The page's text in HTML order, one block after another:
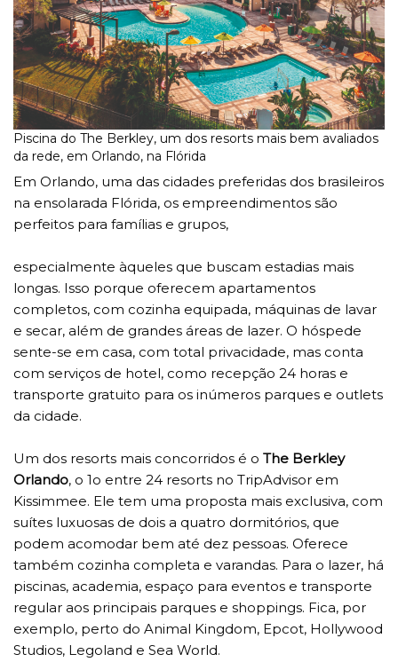
Piscina do The Berkley, um dos resorts mais bem avaliados
da rede, em Orlando, na Flórida
Em Orlando, uma das cidades preferidas dos brasileiros
na ensolarada Flórida, os empreendimentos são
perfeitos para famílias e grupos,
especialmente àqueles que buscam estadias mais
longas. Isso porque oferecem apartamentos
completos, com cozinha equipada, máquinas de lavar
e secar, além de grandes áreas de lazer. O hóspede
sente-se em casa, com total privacidade, mas conta
com serviços de hotel, como recepção 24 horas e
transporte gratuito para os inúmeros parques e outlets
da cidade.
Um dos resorts mais concorridos é o The Berkley
Orlando, o 1o entre 24 resorts no TripAdvisor em
Kissimmee. Ele tem uma proposta mais exclusiva, com
suítes luxuosas de dois a quatro dormitórios, que
podem acomodar bem até dez pessoas. Oferece
também cozinha completa e varandas. Para o lazer, há
piscinas, academia, espaço para eventos e transporte
regular aos principais parques e shoppings. Fica, por
exemplo, perto do Animal Kingdom, Epcot, Hollywood
Studios, Legoland e Sea World.